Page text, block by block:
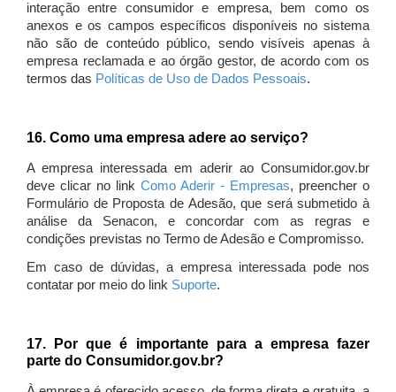
interação entre consumidor e empresa, bem como os
anexos e os campos específicos disponíveis no sistema
não são de conteúdo público, sendo visíveis apenas à
empresa reclamada e ao órgão gestor, de acordo com os
termos das Políticas de Uso de Dados Pessoais.
16. Como uma empresa adere ao serviço?
A empresa interessada em aderir ao Consumidor.gov.br
deve clicar no link Como Aderir - Empresas, preencher o
Formulário de Proposta de Adesão, que será submetido à
análise da Senacon, e concordar com as regras e
condições previstas no Termo de Adesão e Compromisso.
Em caso de dúvidas, a empresa interessada pode nos
contatar por meio do link Suporte.
17. Por que é importante para a empresa fazer
parte do Consumidor.gov.br?